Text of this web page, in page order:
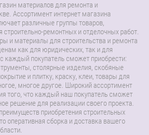
материалов для ремонта и
Ассортимент интернет магазина
различные группы товаров,
строительно-ремонтных и отделочных работ.
и материалы для строительства и ремонта
как для юридических, так и для
каждый покупатель сможет приобрести:
столярные изделия, скобяные
и плитку, краску, клеи, товары для
многое другое. Широкий ассортимент
того, что каждый наш покупатель сможет
решение для реализации своего проекта.
приобретения строительных
оперативная сборка и доставка вашего